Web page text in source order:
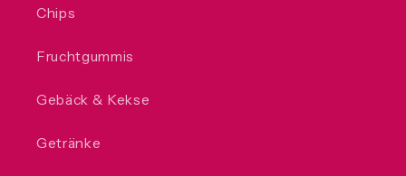
Chips
Fruchtgummis
Gebäck & Kekse
Getränke